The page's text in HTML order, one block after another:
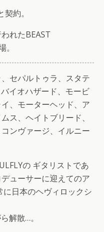
約。
れたBEAST
セパルトゥラ、スタテ
イオハザード、モービ
、モーターヘッド、ア
ス、ヘイトブリード、
ンヴァージ、イルニー
の ギタリストであ
ューサーに迎えてのア
日本のヘヴィロックシ
解散…。